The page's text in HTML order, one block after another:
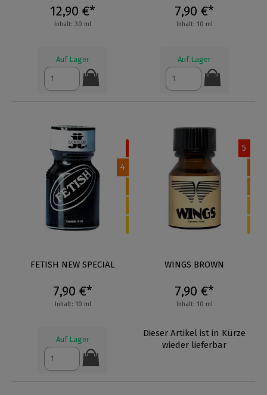
12,90 €*
Inhalt: 30 ml
Auf Lager
7,90 €*
Inhalt: 10 ml
Auf Lager
4
FETISH NEW SPECIAL
7,90 €*
Inhalt: 10 ml
Auf Lager
5
WINGS BROWN
7,90 €*
Inhalt: 10 ml
Dieser Artikel ist in Kürze
wieder lieferbar